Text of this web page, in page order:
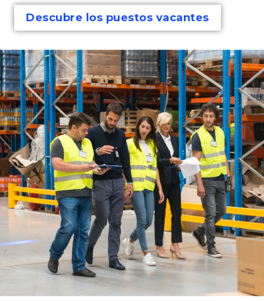
Descubre los puestos vacantes